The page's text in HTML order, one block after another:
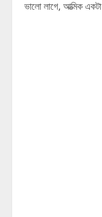
ভালো লাগে, আত্মিক